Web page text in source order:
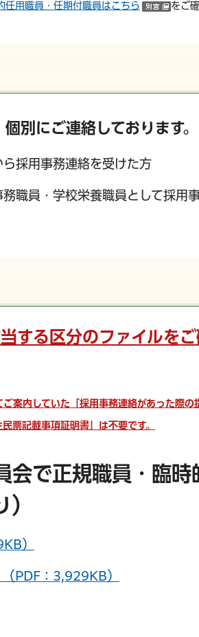
任用職員・任期付職員はこちら （別
をご
別にご連絡しております。
採用事務連絡を受けた方
職員・学校栄養職員として採用
する区分のファイルを
ご案内していた「採用事務連絡があった際の
票記載事項証明書」は不要です。
会で正規職員・臨時
）
PDF：3,929KB）